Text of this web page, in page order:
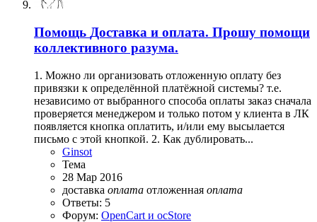
Помощь Доставка и оплата. Прошу помощи
коллективного разума.
1. Можно ли организовать отложенную оплату без
привязки к определённой платёжной системы? т.е.
независимо от выбранного способа оплаты заказ сначала
проверяется менеджером и только потом у клиента в ЛК
появляется кнопка оплатить, и/или ему высылается
письмо с этой кнопкой. 2. Как дублировать...
Ginsot
Тема
28 Мар 2016
доставка оплата отложенная оплата
Ответы: 5
Форум: OpenCart и ocStore